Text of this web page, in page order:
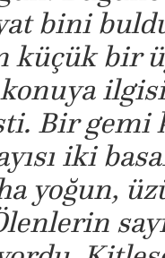
bini
küçük bir
ilgisi
Bir gemi
iki
yoğun,